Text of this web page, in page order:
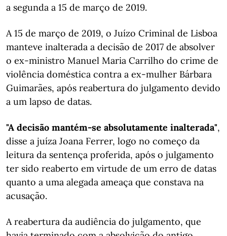
a segunda a 15 de março de 2019.
A 15 de março de 2019, o Juízo Criminal de Lisboa
manteve inalterada a decisão de 2017 de absolver
o ex-ministro Manuel Maria Carrilho do crime de
violência doméstica contra a ex-mulher Bárbara
Guimarães, após reabertura do julgamento devido
a um lapso de datas.
"A decisão mantém-se absolutamente inalterada",
disse a juíza Joana Ferrer, logo no começo da
leitura da sentença proferida, após o julgamento
ter sido reaberto em virtude de um erro de datas
quanto a uma alegada ameaça que constava na
acusação.
A reabertura da audiência do julgamento, que